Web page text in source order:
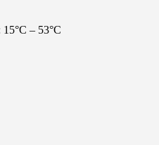
– 53°C